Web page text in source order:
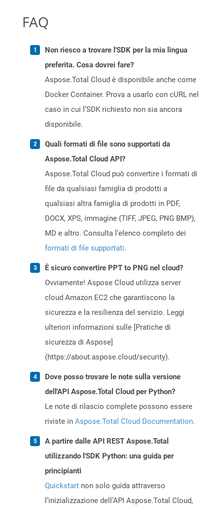
FAQ
Non riesco a trovare l'SDK per la mia lingua
preferita. Cosa dovrei fare?
Aspose.Total Cloud è disponibile anche come
Docker Container. Prova a usarlo con cURL nel
caso in cui l’SDK richiesto non sia ancora
disponibile.
Quali formati di file sono supportati da
Aspose.Total Cloud API?
Aspose.Total Cloud può convertire i formati di
file da qualsiasi famiglia di prodotti a
qualsiasi altra famiglia di prodotti in PDF,
DOCX, XPS, immagine (TIFF, JPEG, PNG BMP),
MD e altro. Consulta l’elenco completo dei
formati di file supportati.
È sicuro convertire PPT to PNG nel cloud?
Ovviamente! Aspose Cloud utilizza server
cloud Amazon EC2 che garantiscono la
sicurezza e la resilienza del servizio. Leggi
ulteriori informazioni sulle [Pratiche di
sicurezza di Aspose]
(https://about.aspose.cloud/security).
Dove posso trovare le note sulla versione
dell'API Aspose.Total Cloud per Python?
Le note di rilascio complete possono essere
riviste in Aspose.Total Cloud Documentation.
A partire dalle API REST Aspose.Total
utilizzando l'SDK Python: una guida per
principianti
Quickstart non solo guida attraverso
l’inizializzazione dell’API Aspose.Total Cloud,